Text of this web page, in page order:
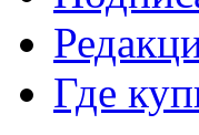
Где